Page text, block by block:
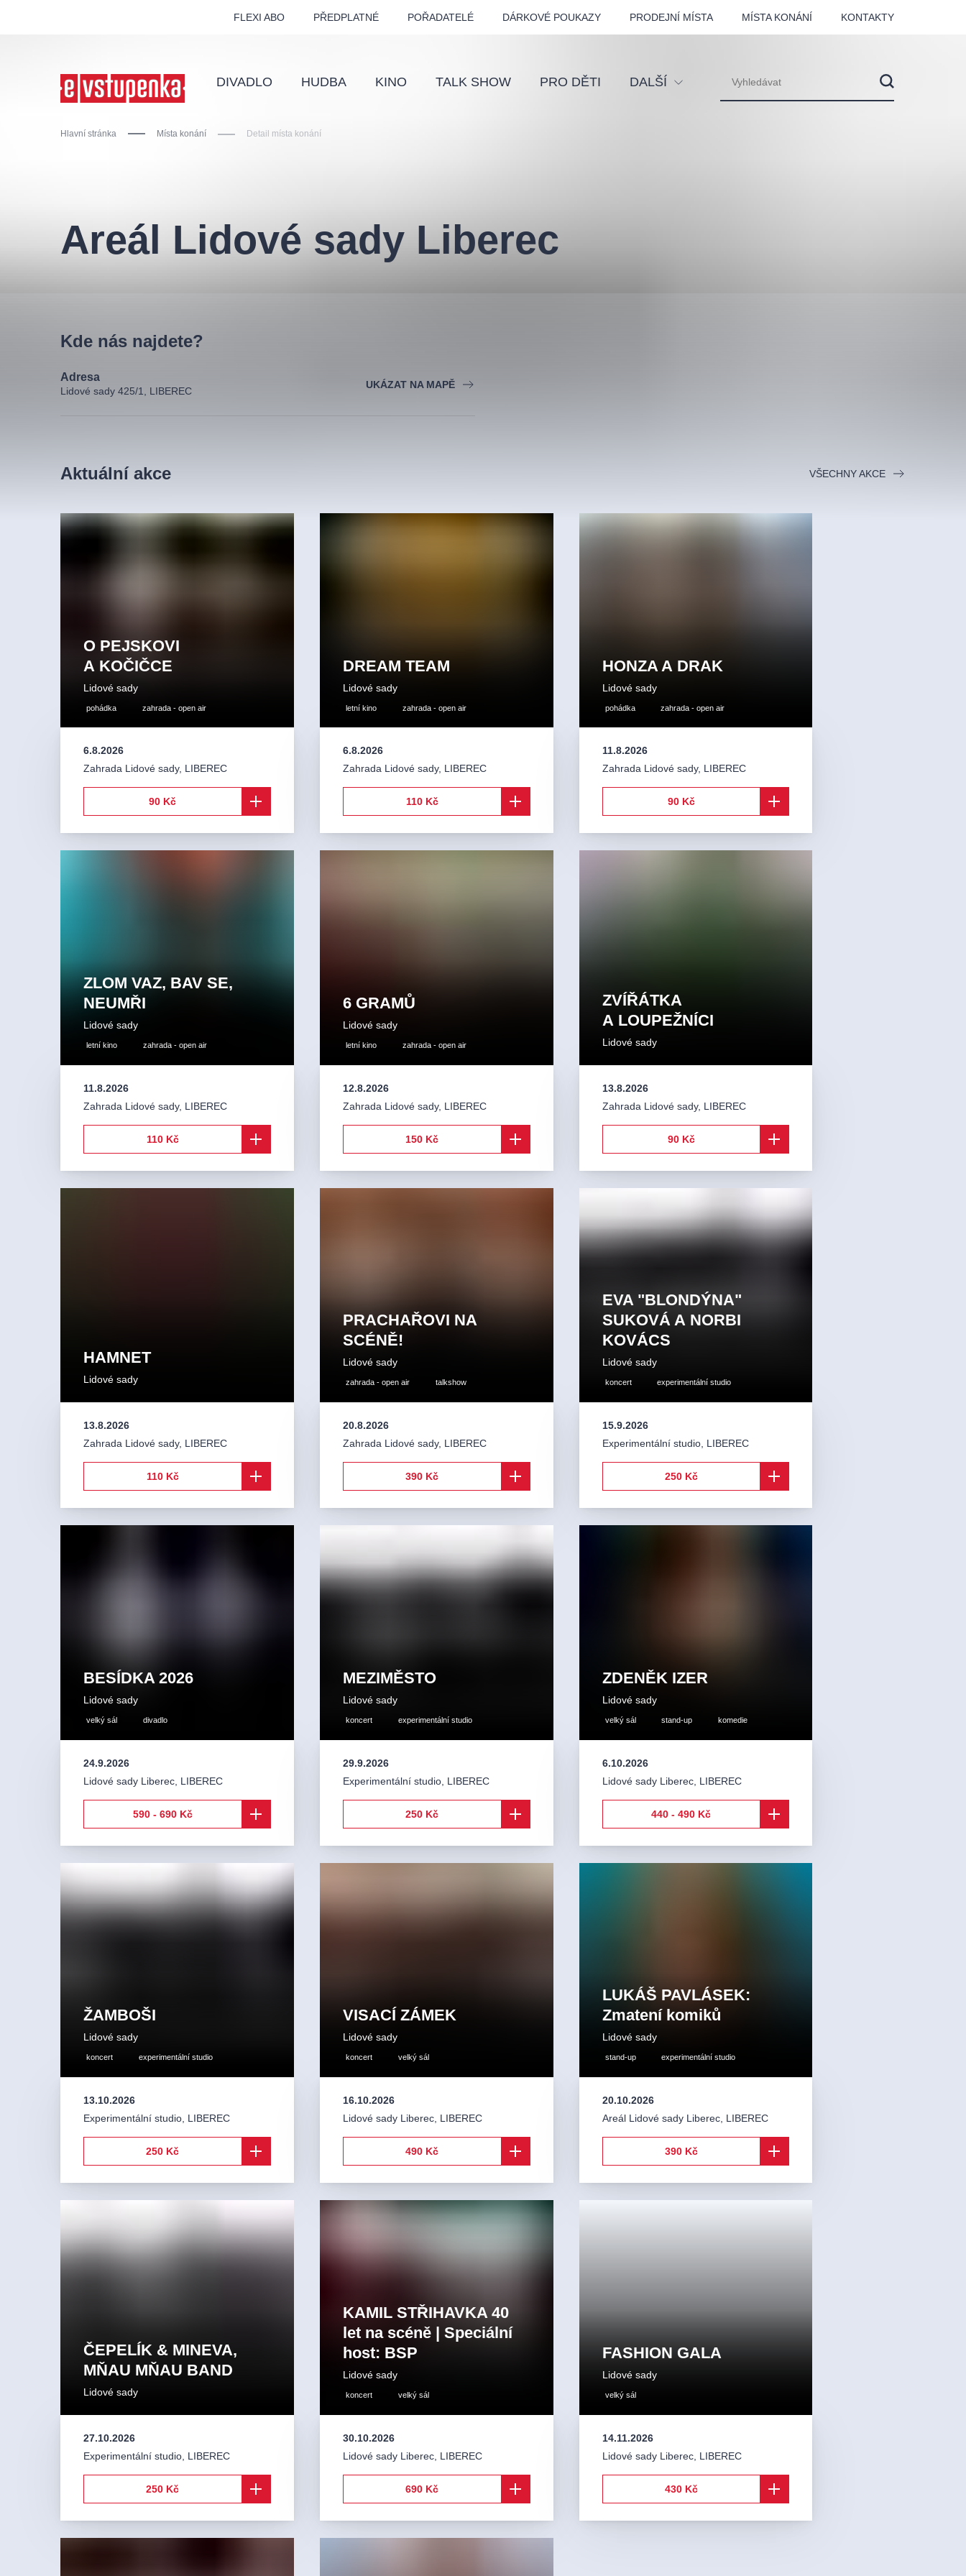
FLEXI ABO PŘEDPLATNÉ POŘADATELÉ DÁRKOVÉ POUKAZY PRODEJNÍ MÍSTA MÍSTA KONÁNÍ KONTAKTY
DIVADLO HUDBA KINO TALK SHOW PRO DĚTI DALŠÍ
Hlavní stránka Místa konání Detail místa konání
Areál Lidové sady Liberec
Kde nás najdete?
Adresa
Lidové sady 425/1, LIBEREC
UKÁZAT NA MAPĚ
Aktuální akce VŠECHNY AKCE
O PEJSKOVI
A KOČIČCE
Lidové sady
pohádka zahrada - open air
6.8.2026
Zahrada Lidové sady, LIBEREC
90 Kč
DREAM TEAM
Lidové sady
letní kino zahrada - open air
6.8.2026
Zahrada Lidové sady, LIBEREC
110 Kč
HONZA A DRAK
Lidové sady
pohádka zahrada - open air
11.8.2026
Zahrada Lidové sady, LIBEREC
90 Kč
ZLOM VAZ, BAV SE,
NEUMŘI
Lidové sady
letní kino zahrada - open air
11.8.2026
Zahrada Lidové sady, LIBEREC
110 Kč
6 GRAMŮ
Lidové sady
letní kino zahrada - open air
12.8.2026
Zahrada Lidové sady, LIBEREC
150 Kč
ZVÍŘÁTKA
A LOUPEŽNÍCI
Lidové sady
13.8.2026
Zahrada Lidové sady, LIBEREC
90 Kč
HAMNET
Lidové sady
13.8.2026
Zahrada Lidové sady, LIBEREC
110 Kč
PRACHAŘOVI NA
SCÉNĚ!
Lidové sady
zahrada - open air talkshow
20.8.2026
Zahrada Lidové sady, LIBEREC
390 Kč
EVA "BLONDÝNA"
SUKOVÁ A NORBI
KOVÁCS
Lidové sady
koncert experimentální studio
15.9.2026
Experimentální studio, LIBEREC
250 Kč
BESÍDKA 2026
Lidové sady
velký sál divadlo
24.9.2026
Lidové sady Liberec LIBEREC
590 - 690 Kč
MEZIMĚSTO
Lidové sady
koncert experimentální studio
29.9.2026
Experimentální studio, LIBEREC
250 Kč
ZDENĚK IZER
Lidové sady
velký sál stand-up komedie
6.10.2026
Lidové sady Liberec, LIBEREC
440 - 490 Kč
ŽAMBOŠI
Lidové sady
koncert experimentální studio
13.10.2026
Experimentální studio, LIBEREC
250 Kč
VISACÍ ZÁMEK
Lidové sady
koncert velký sál
16.10.2026
Lidové sady Liberec, LIBEREC
490 Kč
LUKÁŠ PAVLÁSEK:
Zmatení komiků
Lidové sady
stand-up experimentální studio
20.10.2026
Areál Lidové sady Liberec, LIBEREC
390 Kč
ČEPELÍK & MINEVA,
MŇAU MŇAU BAND
Lidové sady
27.10.2026
Experimentální studio LIBEREC
250 Kč
KAMIL STŘIHAVKA 40
let na scéně | Speciální
host: BSP
Lidové sady
koncert velký sál
30.10.2026
Lidové sady Liberec, LIBEREC
690 Kč
FASHION GALA
Lidové sady
velký sál
14.11.2026
Lidové sady Liberec, LIBEREC
430 Kč
Nejnavštěvovanější